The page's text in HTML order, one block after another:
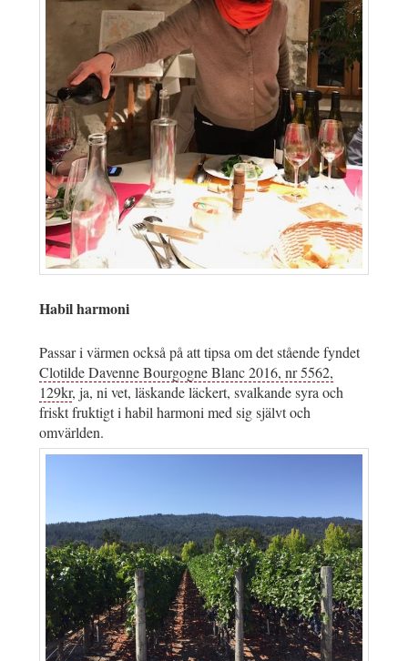
Habil harmoni
Passar i värmen också på att tipsa om det stående fyndet
Clotilde Davenne Bourgogne Blanc 2016, nr 5562,
129kr, ja, ni vet, läskande läckert, svalkande syra och
friskt fruktigt i habil harmoni med sig självt och
omvärlden.